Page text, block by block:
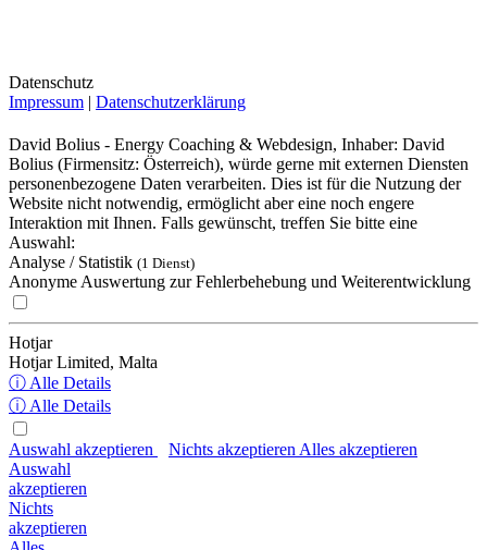
Datenschutz
Impressum | Datenschutzerklärung
David Bolius - Energy Coaching & Webdesign, Inhaber: David
Bolius (Firmensitz: Österreich), würde gerne mit externen Diensten
personenbezogene Daten verarbeiten. Dies ist für die Nutzung der
Website nicht notwendig, ermöglicht aber eine noch engere
Interaktion mit Ihnen. Falls gewünscht, treffen Sie bitte eine
Auswahl:
Analyse / Statistik (1 Dienst)
Anonyme Auswertung zur Fehlerbehebung und Weiterentwicklung
Hotjar
Hotjar Limited, Malta
ⓘ Alle Details
ⓘ Alle Details
Auswahl akzeptieren Nichts akzeptieren Alles akzeptieren
Auswahl
akzeptieren
Nichts
akzeptieren